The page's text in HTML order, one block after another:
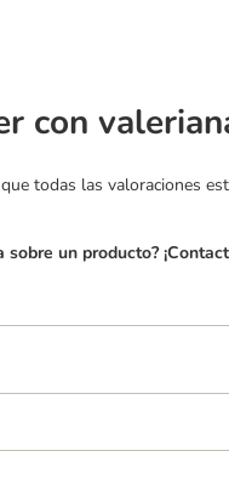
con
todas las valoraciones
un producto?